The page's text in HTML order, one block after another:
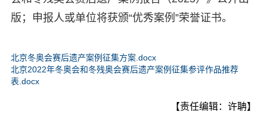
版；申报人或单位将获颁“优秀案例”荣誉证书。
北京冬奥会赛后遗产案例征集方案.docx
北京2022年冬奥会和冬残奥会赛后遗产案例征集参评作品推荐
表.docx
【责任编辑：许聃】